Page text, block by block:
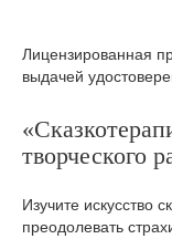
Лицензированная
выдачей
творческого
Изучите искусство
преодолевать